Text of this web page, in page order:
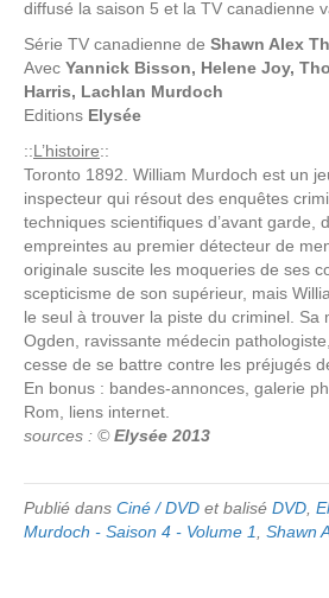
diffusé la saison 5 et la TV canadienne
Série TV canadienne de Shawn Alex
Avec Yannick Bisson, Helene Joy,
Harris, Lachlan Murdoch
Editions Elysée
::L’histoire::
Toronto 1892. William Murdoch est un
inspecteur qui résout des enquêtes
techniques scientifiques d’avant garde,
empreintes au premier détecteur de
originale suscite les moqueries de ses
scepticisme de son supérieur, mais
le seul à trouver la piste du criminel. Sa
Ogden, ravissante médecin
cesse de se battre contre les préjugés
En bonus : bandes-annonces, galerie
Rom, liens internet.
sources : ©Elysée 2013
Publié dans Ciné / DVD et balisé DVD
Murdoch - Saison 4 - Volume 1
Shawn